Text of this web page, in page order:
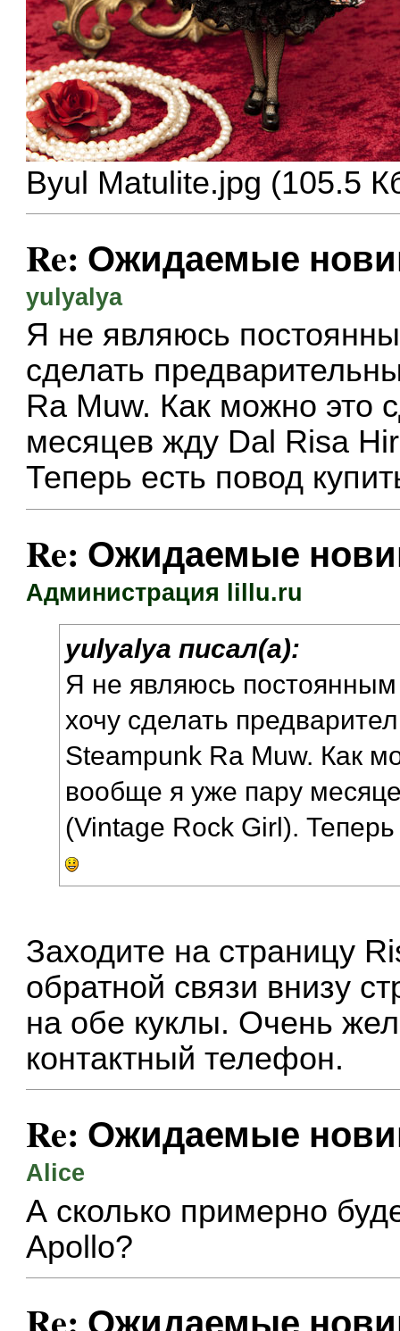
Byul Matulite.jpg (105.5
Re: Ожидаемые
yulyalya
Я не являюсь
сделать
Ra Muw. Как можно это
месяцев жду Dal Risa
Теперь есть повод
Re: Ожидаемые
Администрация lillu.ru
yulyalya писал(а):
Я не являюсь
хочу сделать
Steampunk Ra Muw. Как
вообще я уже пару
(Vintage Rock Girl).
Заходите на страницу
обратной связи внизу
на обе куклы. Очень
контактный телефон.
Re: Ожидаемые
Alice
А сколько примерно
Apollo?